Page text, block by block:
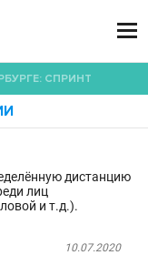

СПРИНТ
дистанцию
лиц
и т.д.).
10.07.2020